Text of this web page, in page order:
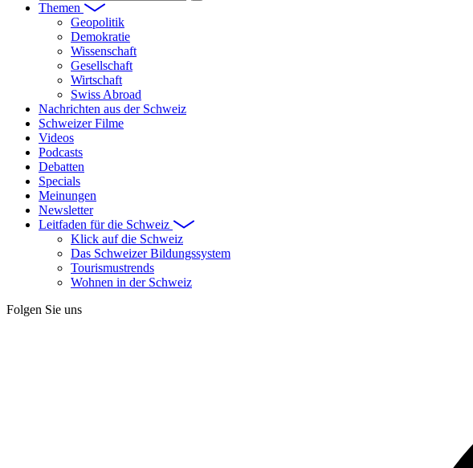
Themen
Geopolitik
Demokratie
Wissenschaft
Gesellschaft
Wirtschaft
Swiss Abroad
Nachrichten aus der Schweiz
Schweizer Filme
Videos
Podcasts
Debatten
Specials
Meinungen
Newsletter
Leitfaden für die Schweiz
Klick auf die Schweiz
Das Schweizer Bildungssystem
Tourismustrends
Wohnen in der Schweiz
Folgen Sie uns